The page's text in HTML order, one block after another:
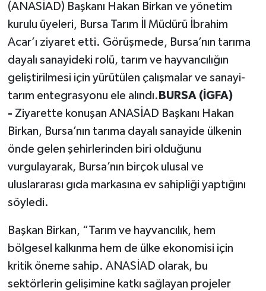
(ANASİAD) Başkanı Hakan Birkan ve yönetim
kurulu üyeleri, Bursa Tarım İl Müdürü İbrahim
Acar’ı ziyaret etti. Görüşmede, Bursa’nın tarıma
dayalı sanayideki rolü, tarım ve hayvancılığın
geliştirilmesi için yürütülen çalışmalar ve sanayi-
tarım entegrasyonu ele alındı. BURSA (İGFA)
- Ziyarette konuşan ANASİAD Başkanı Hakan
Birkan, Bursa’nın tarıma dayalı sanayide ülkenin
önde gelen şehirlerinden biri olduğunu
vurgulayarak, Bursa’nın birçok ulusal ve
uluslararası gıda markasına ev sahipliği yaptığını
söyledi.
Başkan Birkan, “Tarım ve hayvancılık, hem
bölgesel kalkınma hem de ülke ekonomisi için
kritik öneme sahip. ANASİAD olarak, bu
sektörlerin gelişimine katkı sağlayan projeler